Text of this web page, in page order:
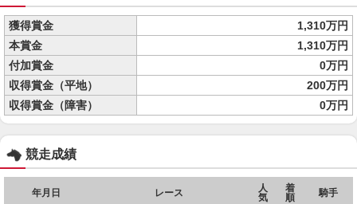
獲得賞金
1,310万円
本賞金
1,310万円
付加賞金
0万円
収得賞金（平地）
200万円
収得賞金（障害）
0万円
競走成績
年月日 レース
人
気
着
順
騎手